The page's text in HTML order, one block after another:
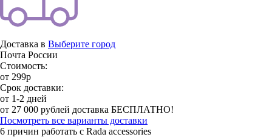
Доставка в Выберите город
Почта России
Стоимость:
от 299р
Срок доставки:
от 1-2 дней
от 27 000 рублей доставка БЕСПЛАТНО!
Посмотреть все варианты доставки
6 причин работать с Rada accessories